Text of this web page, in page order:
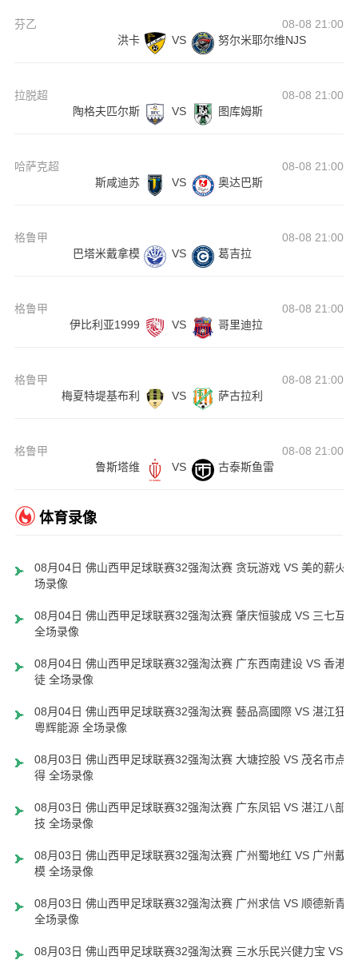
芬乙
08-08 21:00
洪卡
VS 努尔米耶尔维NJS
拉脱超
08-08 21:00
陶格夫匹尔斯
VS 图库姆斯
哈萨克超
08-08 21:00
斯咸迪苏
VS 奥达巴斯
格鲁甲
08-08 21:00
巴塔米戴拿模
VS 葛吉拉
格鲁甲
08-08 21:00
伊比利亚1999
VS 哥里迪拉
格鲁甲
08-08 21:00
梅夏特堤基布利
VS 萨古拉利
格鲁甲
08-08 21:00
鲁斯塔维
VS 古泰斯鱼雷
体育录像
08月04日 佛山西甲足球联赛32强淘汰赛 贪玩游戏 VS 美的薪火
场录像
08月04日 佛山西甲足球联赛32强淘汰赛 肇庆恒骏成 VS 三七互娱
全场录像
08月04日 佛山西甲足球联赛32强淘汰赛 广东西南建设 VS 香港圣
徒 全场录像
08月04日 佛山西甲足球联赛32强淘汰赛 藝品高國際 VS 湛江狂狼
粵辉能源 全场录像
08月03日 佛山西甲足球联赛32强淘汰赛 大塘控股 VS 茂名市点都
得 全场录像
08月03日 佛山西甲足球联赛32强淘汰赛 广东凤铝 VS 湛江八部科
技 全场录像
08月03日 佛山西甲足球联赛32强淘汰赛 广州蜀地红 VS 广州戴拿
模 全场录像
08月03日 佛山西甲足球联赛32强淘汰赛 广州求信 VS 顺德新青年
全场录像
08月03日 佛山西甲足球联赛32强淘汰赛 三水乐民兴健力宝 VS 中